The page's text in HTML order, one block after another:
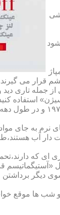
قرار می
جمله تاری
استفاده
به جای
آب
که
دیگر
موقع خواب